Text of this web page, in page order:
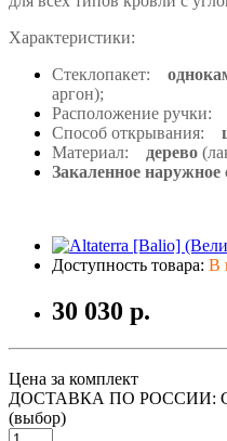
Характеристики:
Стеклопакет:
аргон);
Расположение ручки:
Способ открывания:
Материал: дерево
Закаленное наружное
Доступность товара: В
30 030 р.
Цена за комплект
ДОСТАВКА ПО РОССИИ:
(выбор)